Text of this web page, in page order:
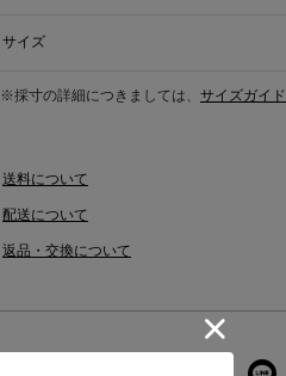
サイズ
※採寸の詳細につきましては、 サイズガイド
送料について
配送について
返品・交換について